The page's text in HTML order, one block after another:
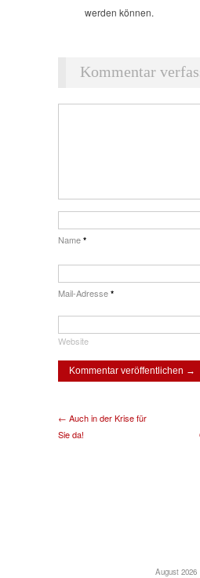
werden können.
Kommentar
Name *
Mail-Adresse *
Website
← Auch in der Krise für
Sie da!
August 2026